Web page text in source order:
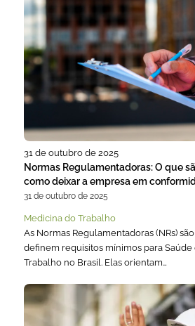
31 de outubro de 2025
Normas Regulamentadoras: O que
como deixar a empresa em
31 de outubro de 2025
Medicina do Trabalho
As Normas Regulamentadoras (NRs)
definem requisitos mínimos para Saúde
Trabalho no Brasil. Elas orientam…